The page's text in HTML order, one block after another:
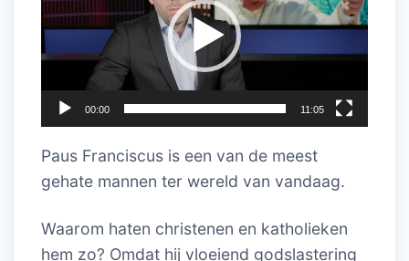
00:00 11:05
Paus Franciscus is een van de meest
gehate mannen ter wereld van vandaag.
Waarom haten christenen en katholieken
hem zo? Omdat hij vloeiend godslastering